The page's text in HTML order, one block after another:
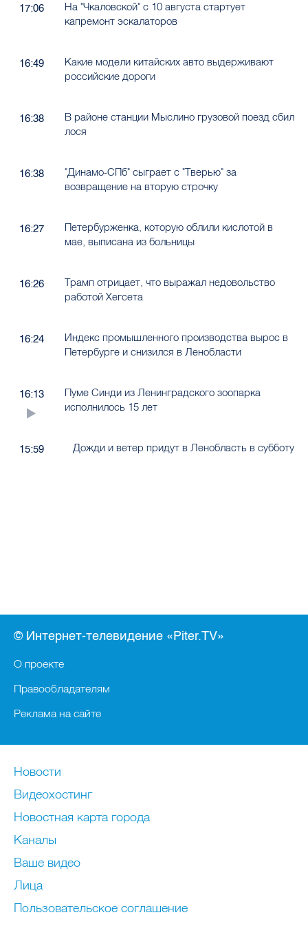
17:06
На "Чкаловской" с 10 августа стартует
капремонт эскалаторов
16:49
Какие модели китайских авто выдерживают
российские дороги
16:38
В районе станции Мыслино грузовой поезд сбил
лося
16:38
"Динамо-СПб" сыграет с "Тверью" за
возвращение на вторую строчку
16:27
Петербурженка, которую облили кислотой в
мае, выписана из больницы
16:26
Трамп отрицает, что выражал недовольство
работой Хегсета
16:24
Индекс промышленного производства вырос в
Петербурге и снизился в Ленобласти
16:13
Пуме Синди из Ленинградского зоопарка
исполнилось 15 лет
15:59 Дожди и ветер придут в Ленобласть в субботу
© Интернет-телевидение «Piter.TV»
О проекте
Правообладателям
Реклама на сайте
Новости
Видеохостинг
Новостная карта города
Каналы
Ваше видео
Лица
Пользовательское соглашение